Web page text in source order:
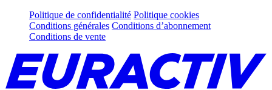
Politique de confidentialité Politique cookies
Conditions générales Conditions d’abonnement
Conditions de vente